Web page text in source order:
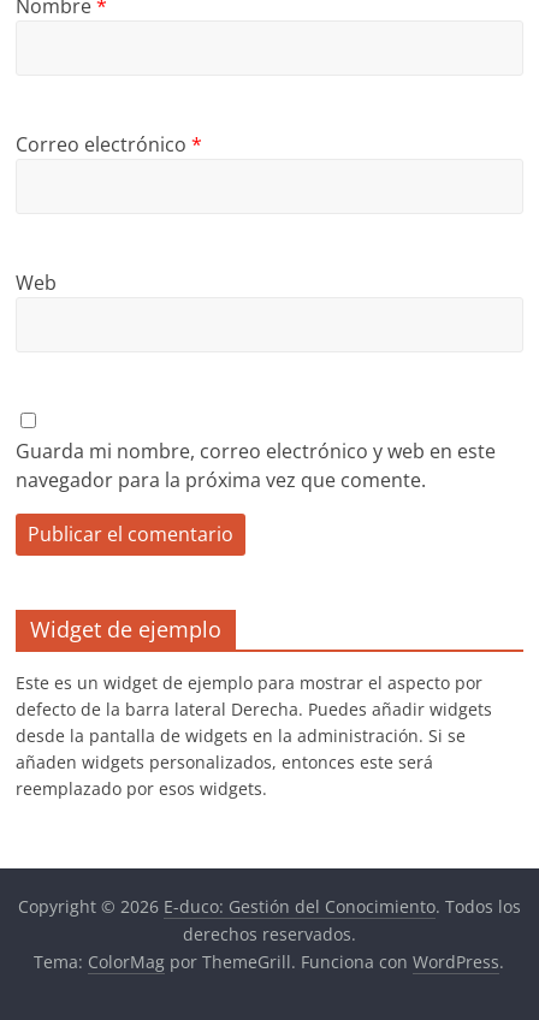
Nombre*
Correo electrónico*
Web
Guarda mi nombre, correo electrónico y web en este
navegador para la próxima vez que comente.
Widget de ejemplo
Este es un widget de ejemplo para mostrar el aspecto por
defecto de la barra lateral Derecha. Puedes añadir widgets
desde la pantalla de widgets en la administración. Si se
añaden widgets personalizados, entonces este será
reemplazado por esos widgets.
Copyright © 2026 E-duco: Gestión del Conocimiento. Todos los
derechos reservados.
Tema: ColorMag por ThemeGrill. Funciona conWordPress.